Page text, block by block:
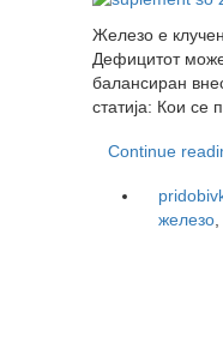
Железо е
Дефицитот
балансиран
статија: Кои се
Continue
железо